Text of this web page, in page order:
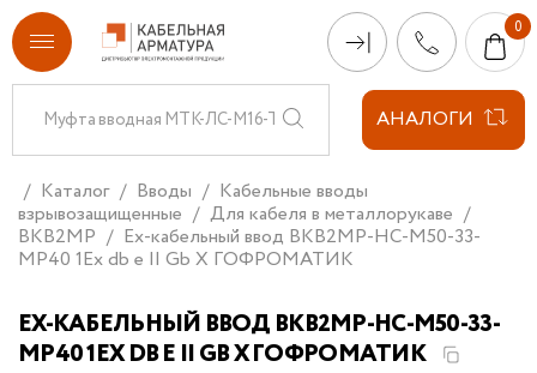
АНАЛОГИ
Каталог Вводы
Кабельные вводы
взрывозащищенные
Для кабеля в металлорукаве
ВКВ2МР
Ех-кабельный ввод ВКВ2МР-НС-М50-33-
МР40 1Ex db e II Gb X ГОФРОМАТИК
ЕХ-КАБЕЛЬНЫЙ ВВОД ВКВ2МР-НС-М50-33-
МР40 1EX DB E II GB X ГОФРОМАТИК